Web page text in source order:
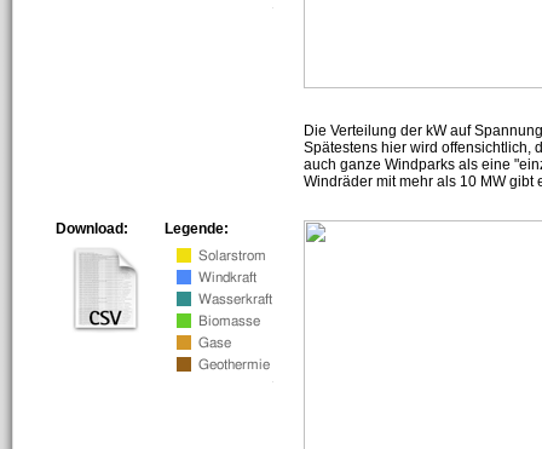
Die Verteilung der kW auf
Spätestens hier wird offensichtlich,
auch ganze Windparks als eine
Windräder mit mehr als 10 MW gibt
Legende:
Download: